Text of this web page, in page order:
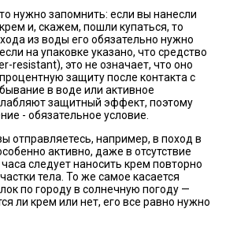
нужно запомнить: если вы нанесли
и, скажем, пошли купаться, то
из воды его обязательно нужно
на упаковке указано, что средство
resistant), это не означает, что оно
защиту после контакта с
в воде или активное
защитный эффект, поэтому
- обязательное условие.
отправляетесь, например, в поход в
активно, даже в отсутствие
следует наносить крем повторно
тела. То же самое касается
по городу в солнечную погоду —
ли крем или нет, его все равно нужно